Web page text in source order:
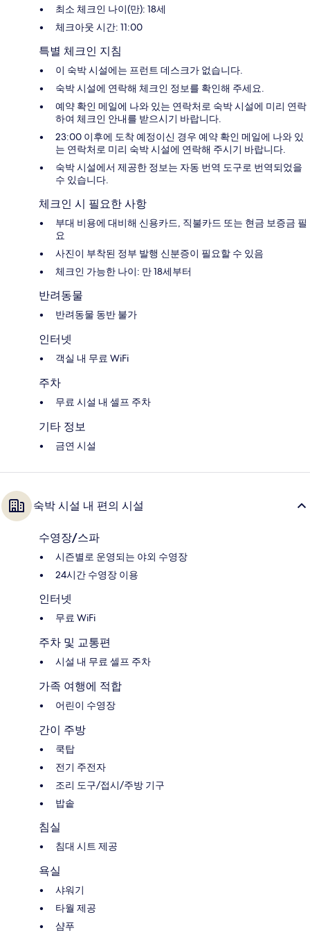
최소 체크인 나이(만): 18세
체크아웃 시간: 11:00
특별 체크인 지침
이 숙박 시설에는 프런트 데스크가 없습니다.
숙박 시설에 연락해 체크인 정보를 확인해 주세요.
예약 확인 메일에 나와 있는 연락처로 숙박 시설에 미리 연락
하여 체크인 안내를 받으시기 바랍니다.
23:00 이후에 도착 예정이신 경우 예약 확인 메일에 나와 있
는 연락처로 미리 숙박 시설에 연락해 주시기 바랍니다.
숙박 시설에서 제공한 정보는 자동 번역 도구로 번역되었을
수 있습니다.
체크인 시 필요한 사항
부대 비용에 대비해 신용카드, 직불카드 또는 현금 보증금 필
요
사진이 부착된 정부 발행 신분증이 필요할 수 있음
체크인 가능한 나이: 만 18세부터
반려동물
반려동물 동반 불가
인터넷
객실 내 무료 WiFi
주차
무료 시설 내 셀프 주차
기타 정보
금연 시설
숙박 시설 내 편의 시설
수영장/스파
시즌별로 운영되는 야외 수영장
24시간 수영장 이용
인터넷
무료 WiFi
주차 및 교통편
시설 내 무료 셀프 주차
가족 여행에 적합
어린이 수영장
간이 주방
쿡탑
전기 주전자
조리 도구/접시/주방 기구
밥솥
침실
침대 시트 제공
욕실
샤워기
타월 제공
샴푸